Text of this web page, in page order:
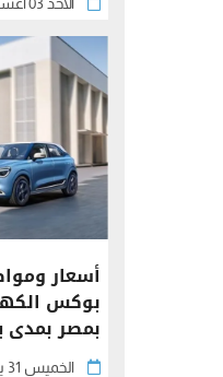
الأحد 03 أغسطس 2025
أسعار
بوكس
بمصر بمدى يصل
الخميس 31 يوليو 2025